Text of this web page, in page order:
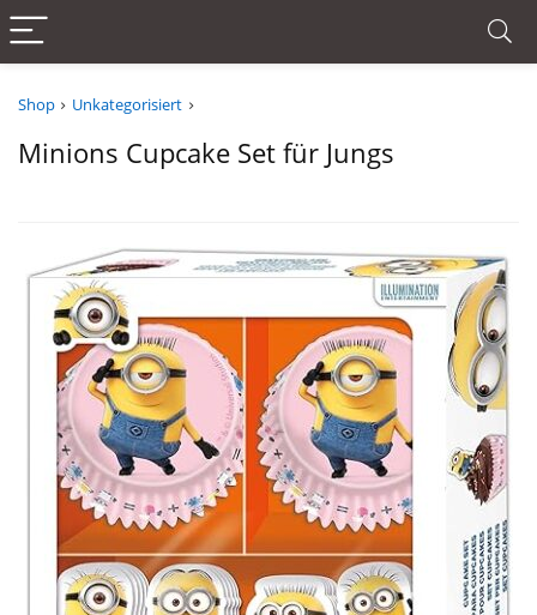
Shop Unkategorisiert
Minions Cupcake Set für Jungs